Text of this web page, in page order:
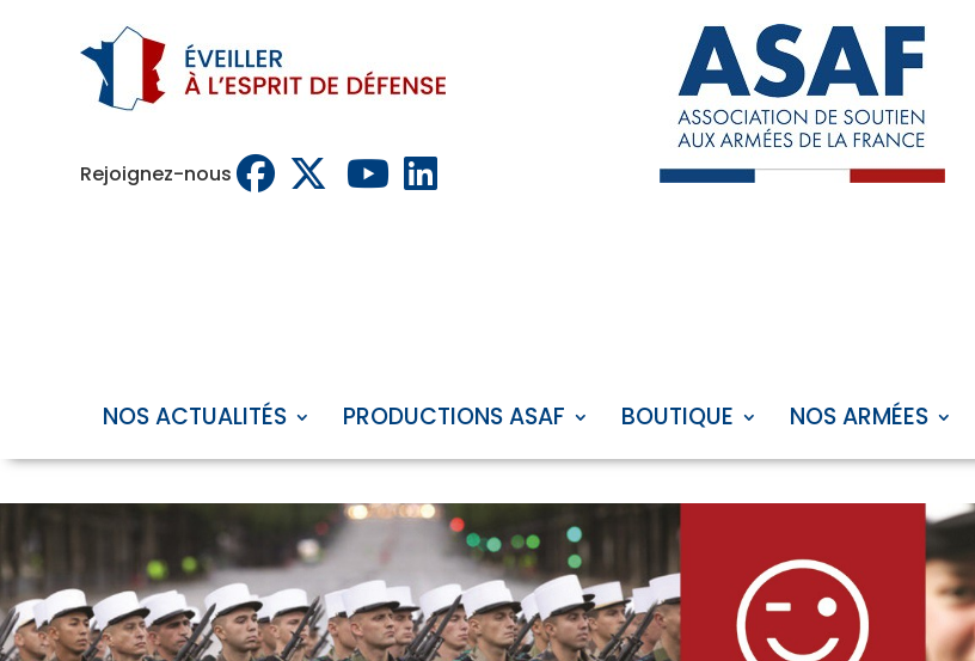
Rejoignez-nous
NOS ACTUALITÉS PRODUCTIONS ASAF BOUTIQUE NOS ARMÉES